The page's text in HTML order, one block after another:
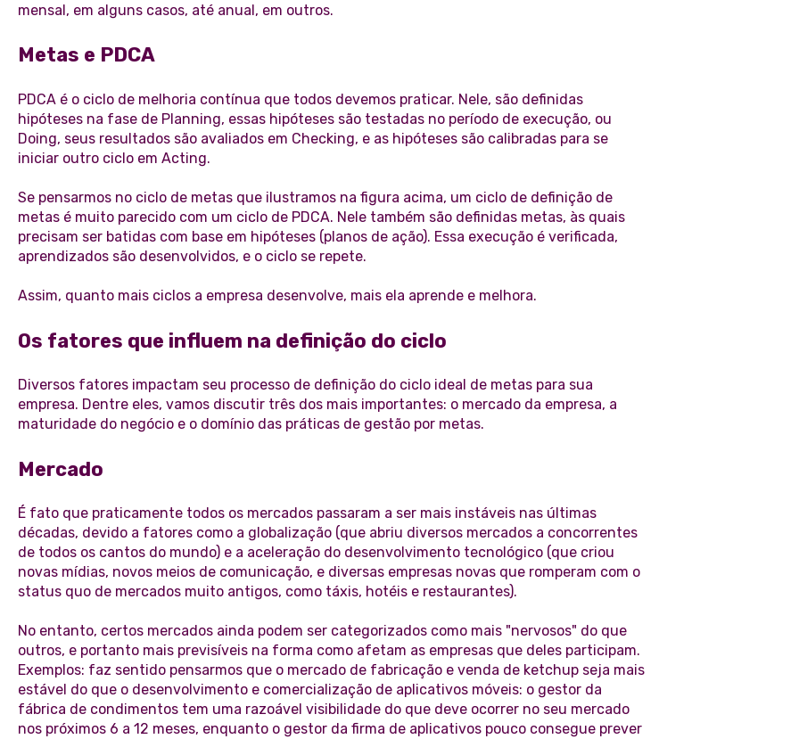
mensal, em alguns casos, até anual, em outros.
Metas e PDCA
PDCA é o ciclo de melhoria contínua que todos devemos praticar. Nele, são definidas
hipóteses na fase de Planning, essas hipóteses são testadas no período de execução, ou
Doing, seus resultados são avaliados em Checking, e as hipóteses são calibradas para se
iniciar outro ciclo em Acting.
Se pensarmos no ciclo de metas que ilustramos na figura acima, um ciclo de definição de
metas é muito parecido com um ciclo de PDCA. Nele também são definidas metas, às quais
precisam ser batidas com base em hipóteses (planos de ação). Essa execução é verificada,
aprendizados são desenvolvidos, e o ciclo se repete.
Assim, quanto mais ciclos a empresa desenvolve, mais ela aprende e melhora.
Os fatores que influem na definição do ciclo
Diversos fatores impactam seu processo de definição do ciclo ideal de metas para sua
empresa. Dentre eles, vamos discutir três dos mais importantes: o mercado da empresa, a
maturidade do negócio e o domínio das práticas de gestão por metas.
Mercado
É fato que praticamente todos os mercados passaram a ser mais instáveis nas últimas
décadas, devido a fatores como a globalização (que abriu diversos mercados a concorrentes
de todos os cantos do mundo) e a aceleração do desenvolvimento tecnológico (que criou
novas mídias, novos meios de comunicação, e diversas empresas novas que romperam com o
status quo de mercados muito antigos, como táxis, hotéis e restaurantes).
No entanto, certos mercados ainda podem ser categorizados como mais "nervosos" do que
outros, e portanto mais previsíveis na forma como afetam as empresas que deles participam.
Exemplos: faz sentido pensarmos que o mercado de fabricação e venda de ketchup seja mais
estável do que o desenvolvimento e comercialização de aplicativos móveis: o gestor da
fábrica de condimentos tem uma razoável visibilidade do que deve ocorrer no seu mercado
nos próximos 6 a 12 meses, enquanto o gestor da firma de aplicativos pouco consegue prever